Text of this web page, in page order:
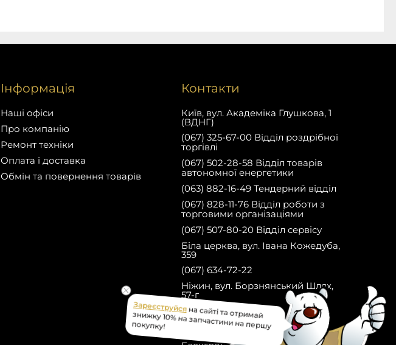
Інформація
Наші офіси
Про компанію
Ремонт техніки
Оплата і доставка
Обмін та повернення товарів
Контакти
Київ, вул. Академіка Глушкова, 1
(ВДНГ)
(067) 325-67-00 Відділ роздрібної
торгівлі
(067) 502-28-58 Відділ товарів
автономної енергетики
(063) 882-16-49 Тендерний відділ
(067) 828-11-76 Відділ роботи з
торговими організаціями
(067) 507-80-20 Відділ сервісу
Біла церква, вул. Івана Кожедуба,
359
(067) 634-72-22
Ніжин, вул. Борзнянський Шлях,
57-г
(067) 634-82-22
Facebook
Зареєструйсяна сайті та отримай
знижку 10% на запчастини на першу
покупку!